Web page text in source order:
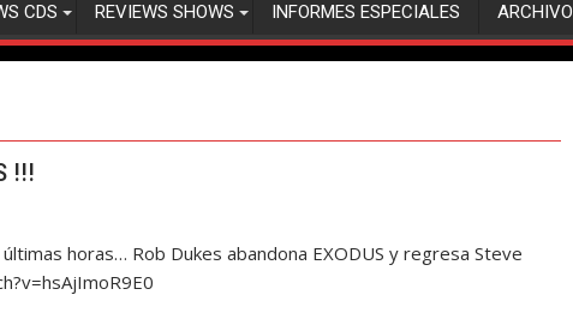
CDS REVIEWS SHOWS INFORMES ESPECIALES ARCHIVO
!!!
horas… Rob Dukes abandona EXODUS y regresa Steve